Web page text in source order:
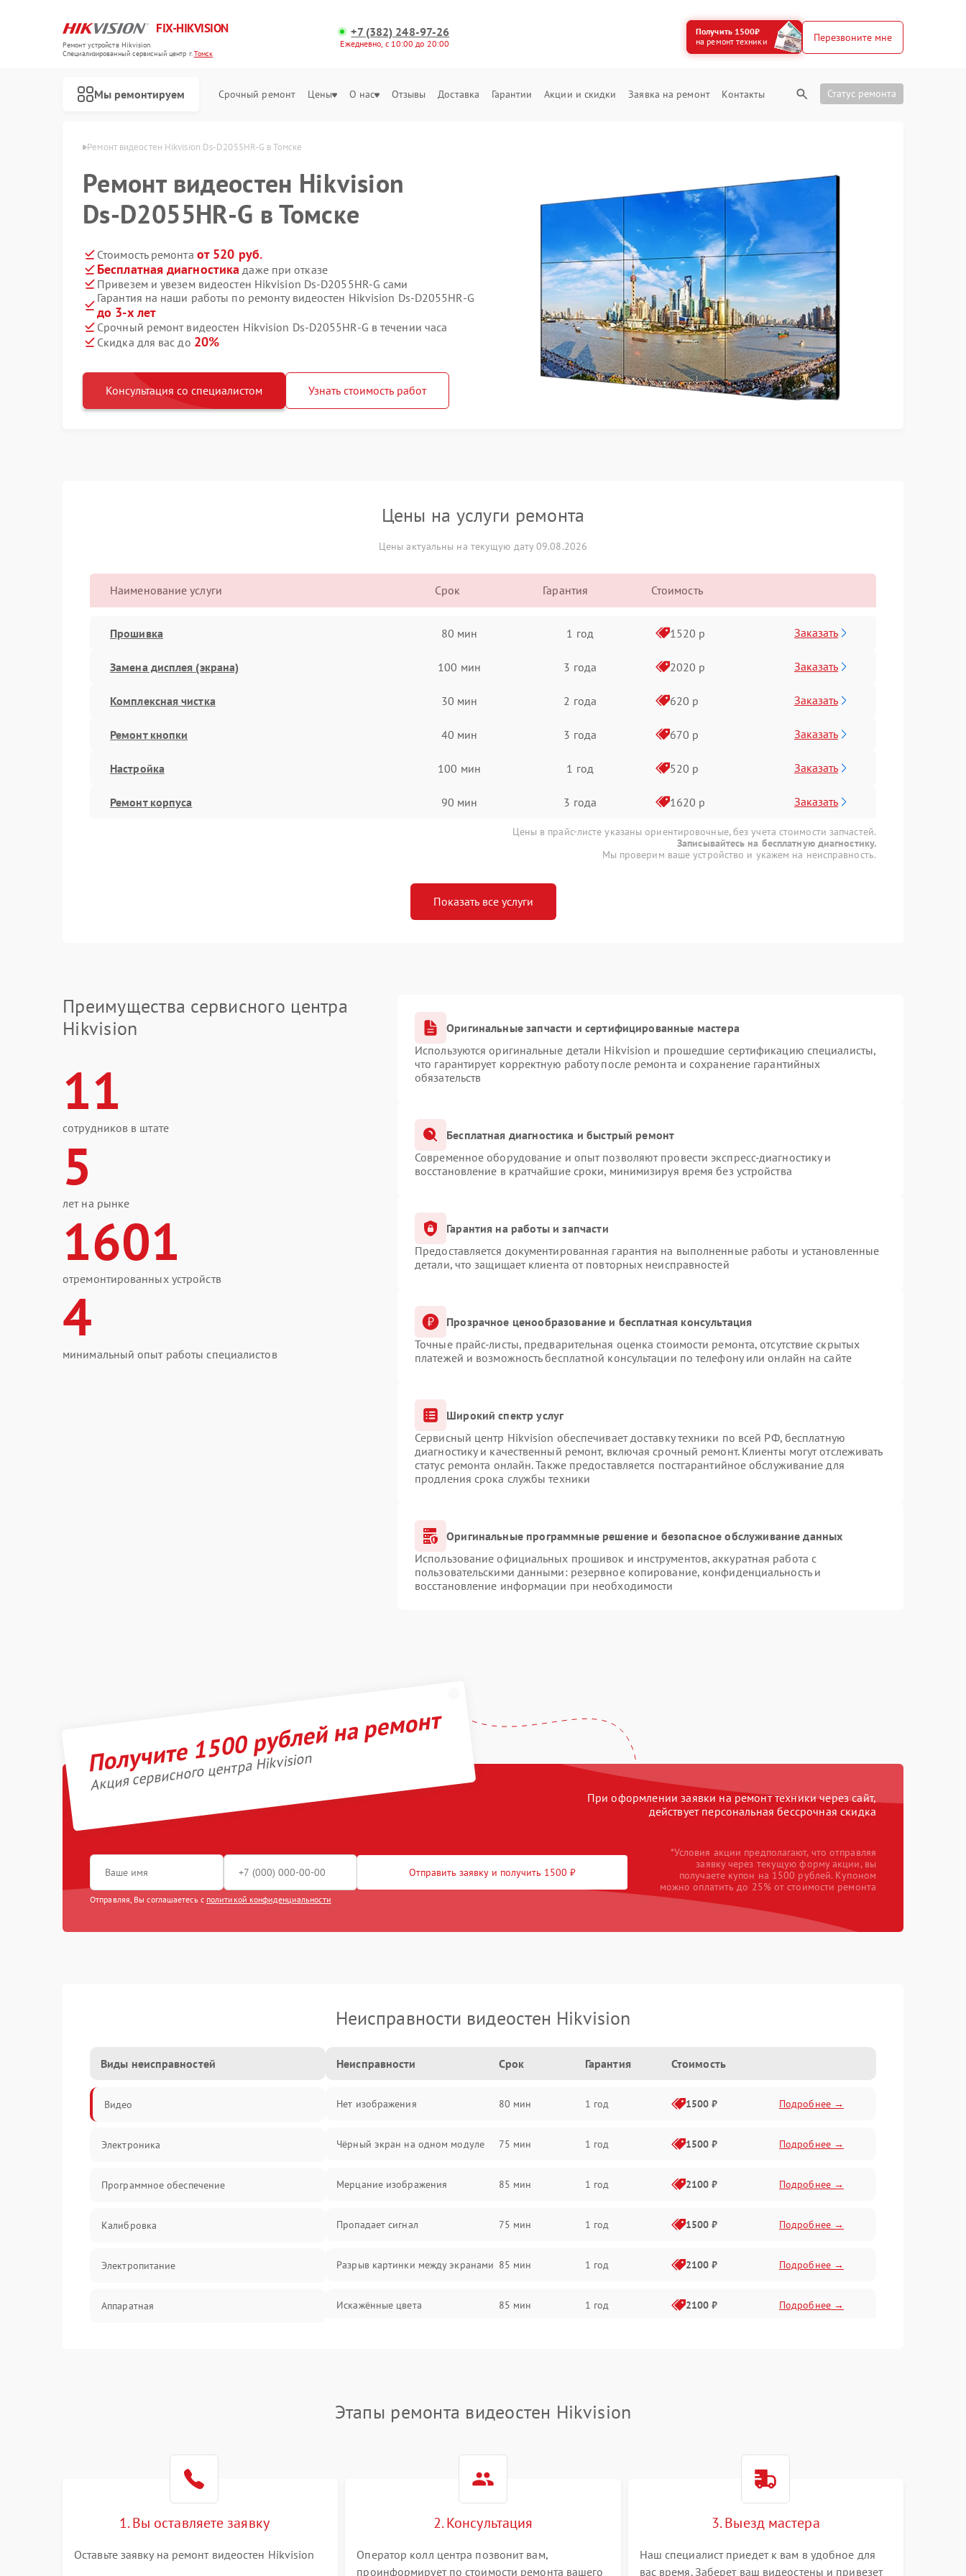
FIX-HIKVISION
Ремонт устройств Hikvision
Специализированный cервисный центр г.Томск
+7 (382) 248-97-26
Ежедневно, с 10:00 до 20:00
Получить 1500₽
на ремонт техники
Перезвоните мне
Мы ремонтируем Срочный ремонт Цены О нас Отзывы Доставка Гарантии Акции и скидки Заявка на ремонт Контакты Статус ремонта
Hikvision в Томске Ремонт видеостен Hikvision Ds‑D2055HR‑G в Томске
Ремонт видеостен Hikvision
Ds‑D2055HR‑G в Томске
Стоимость ремонта от 520 руб.
Бесплатная диагностика даже при отказе
Привезем и увезем видеостен Hikvision Ds‑D2055HR‑G сами
Гарантия на наши работы по ремонту видеостен Hikvision Ds‑D2055HR‑G
до 3-х лет
Срочный ремонт видеостен Hikvision Ds‑D2055HR‑G в течении часа
Скидка для вас до 20%
Консультация со специалистом Узнать стоимость работ
Цены на услуги ремонта
Цены актуальны на текущую дату 09.08.2026
Наименование услуги Срок Гарантия Стоимость
Прошивка 80 мин 1 год 1520 р Заказать
Замена дисплея (экрана) 100 мин 3 года 2020 р Заказать
Комплексная чистка 30 мин 2 года 620 р Заказать
Ремонт кнопки 40 мин 3 года 670 р Заказать
Настройка 100 мин 1 год 520 р Заказать
Ремонт корпуса 90 мин 3 года 1620 р Заказать
Цены в прайс-листе указаны ориентировочные, без учета стоимости запчастей.
Записывайтесь на бесплатную диагностику.
Мы проверим ваше устройство и укажем на неисправность.
Показать все услуги
Преимущества сервисного центра
Hikvision
11
сотрудников в штате
5
лет на рынке
1601
отремонтированных устройств
4
минимальный опыт работы специалистов
Оригинальные запчасти и сертифицированные мастера
Используются оригинальные детали Hikvision и прошедшие сертификацию специалисты,
что гарантирует корректную работу после ремонта и сохранение гарантийных
обязательств
Бесплатная диагностика и быстрый ремонт
Современное оборудование и опыт позволяют провести экспресс-диагностику и
восстановление в кратчайшие сроки, минимизируя время без устройства
Гарантия на работы и запчасти
Предоставляется документированная гарантия на выполненные работы и установленные
детали, что защищает клиента от повторных неисправностей
Прозрачное ценообразование и бесплатная консультация
Точные прайс-листы, предварительная оценка стоимости ремонта, отсутствие скрытых
платежей и возможность бесплатной консультации по телефону или онлайн на сайте
Широкий спектр услуг
Сервисный центр Hikvision обеспечивает доставку техники по всей РФ, бесплатную
диагностику и качественный ремонт, включая срочный ремонт. Клиенты могут отслеживать
статус ремонта онлайн. Также предоставляется постгарантийное обслуживание для
продления срока службы техники
Оригинальные программные решение и безопасное обслуживание данных
Использование официальных прошивок и инструментов, аккуратная работа с
пользовательскими данными: резервное копирование, конфиденциальность и
восстановление информации при необходимости
Получите 1500 рублей на ремонт
Акция сервисного центра Hikvision
При оформлении заявки на ремонт техники через сайт,
действует персональная бессрочная скидка
Отправить заявку и получить 1500 ₽
Отправляя, Вы соглашаетесь с политикой конфиденциальности
*Условия акции предполагают, что отправляя
заявку через текущую форму акции, вы
получаете купон на 1500 рублей. Купоном
можно оплатить до 25% от стоимости ремонта
Неисправности видеостен Hikvision
Виды неисправностей
Видео
Электроника
Программное обеспечение
Калибровка
Электропитание
Аппаратная
Неисправности Срок Гарантия Стоимость
Нет изображения 80 мин 1 год 1500 ₽ Подробнее →
Чёрный экран на одном модуле 75 мин 1 год 1500 ₽ Подробнее →
Мерцание изображения 85 мин 1 год 2100 ₽ Подробнее →
Пропадает сигнал 75 мин 1 год 1500 ₽ Подробнее →
Разрыв картинки между экранами 85 мин 1 год 2100 ₽ Подробнее →
Искажённые цвета 85 мин 1 год 2100 ₽ Подробнее →
Этапы ремонта видеостен Hikvision
1. Вы оставляете заявку
Оставьте заявку на ремонт видеостен Hikvision
2. Консультация
Оператор колл центра позвонит вам,
проинформирует по стоимости ремонта вашего
3. Выезд мастера
Наш специалист приедет к вам в удобное для
вас время. Заберет ваш видеостены и привезет